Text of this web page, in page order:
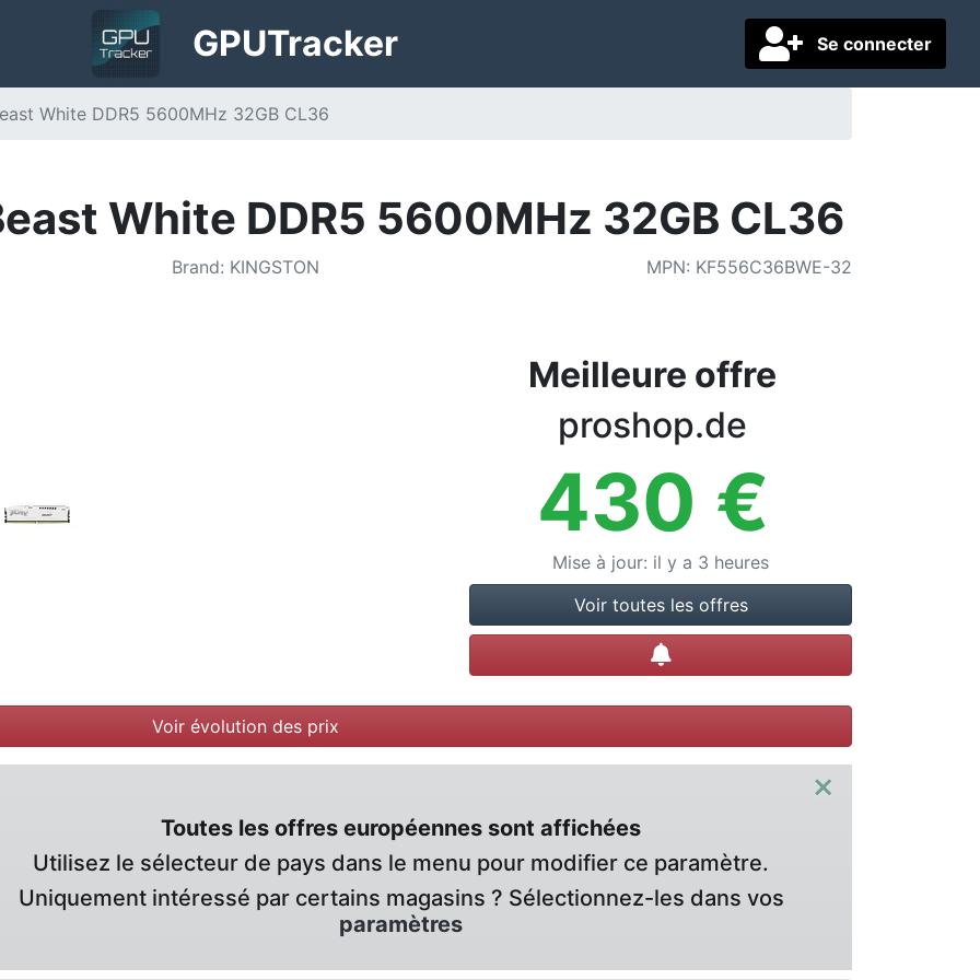
Se connecter
GPUTracker
White DDR5 5600MHz 32GB CL36
White DDR5 5600MHz 32GB CL36
Brand: KINGSTON MPN: KF556C36BWE-32
Meilleure offre
proshop.de
430 €
Mise à jour: il y a 3 heures
Voir toutes les offres
Créer une alerte
Voir évolution des prix
×
Toutes les offres européennes sont affichées
Utilisez le sélecteur de pays dans le menu pour modifier ce paramètre.
Uniquement intéressé par certains magasins ? Sélectionnez-les dans vos
paramètres